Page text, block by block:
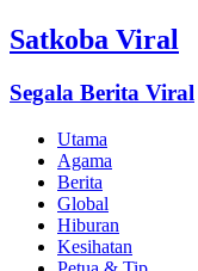
Satkoba Viral
Segala Berita Viral
Utama
Agama
Berita
Global
Hiburan
Kesihatan